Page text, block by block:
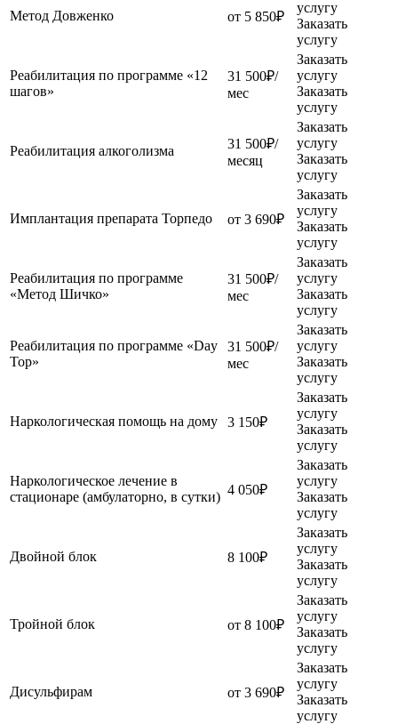
Метод Довженко от 5 850₽
услугу
Заказать
услугу
Реабилитация по программе «12
шагов»
31 500₽/
мес
Заказать
услугу
Заказать
услугу
Реабилитация алкоголизма
31 500₽/
месяц
Заказать
услугу
Заказать
услугу
Имплантация препарата Торпедо от 3 690₽
Заказать
услугу
Заказать
услугу
Реабилитация по программе
«Метод Шичко»
31 500₽/
мес
Заказать
услугу
Заказать
услугу
Реабилитация по программе «Day
Top»
31 500₽/
мес
Заказать
услугу
Заказать
услугу
Наркологическая помощь на дому 3 150₽
Заказать
услугу
Заказать
услугу
Наркологическое лечение в
стационаре (амбулаторно, в сутки) 4 050₽
Заказать
услугу
Заказать
услугу
Двойной блок 8 100₽
Заказать
услугу
Заказать
услугу
Тройной блок от 8 100₽
Заказать
услугу
Заказать
услугу
Дисульфирам от 3 690₽
Заказать
услугу
Заказать
услугу